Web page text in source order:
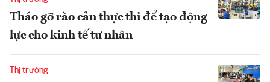
Tháo gỡ rào cản thực thi để tạo động
lực cho kinh tế tư nhân
Thị trường